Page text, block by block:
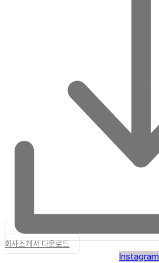
회사소개서 다운로드
Instagram